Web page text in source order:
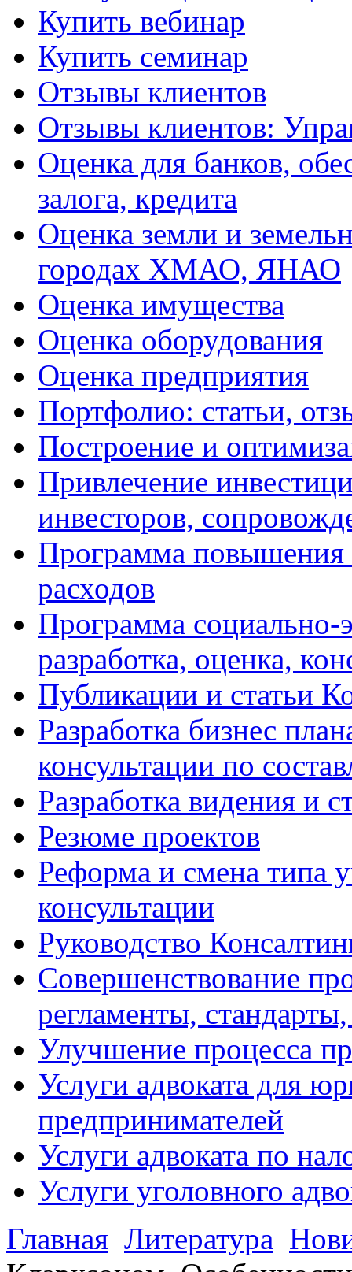
Купить вебинар
Купить семинар
Отзывы клиентов
Отзывы клиентов:
Оценка для банков,
залога, кредита
Оценка земли и
городах ХМАО, ЯНАО
Оценка имущества
Оценка оборудования
Оценка предприятия
Портфолио: статьи,
Построение и
Привлечение
инвесторов,
Программа
расходов
Программа социально-
разработка, оценка,
Публикации и статьи
Разработка бизнес
консультации по
Разработка видения и
Резюме проектов
Реформа и смена типа
консультации
Руководство
Совершенствование
регламенты,
Улучшение процесса
Услуги адвоката для
предпринимателей
Услуги адвоката по
Услуги уголовного
Главная Литература